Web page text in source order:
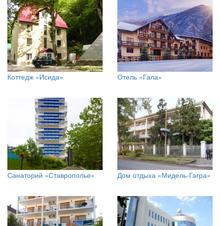
Коттедж «Исида» Отель «Гала»
Санаторий «Ставрополье» Дом отдыха «Мидель-Гагра»